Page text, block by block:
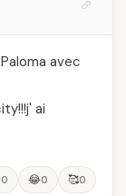
avec
ai
0 😂0 🥰0